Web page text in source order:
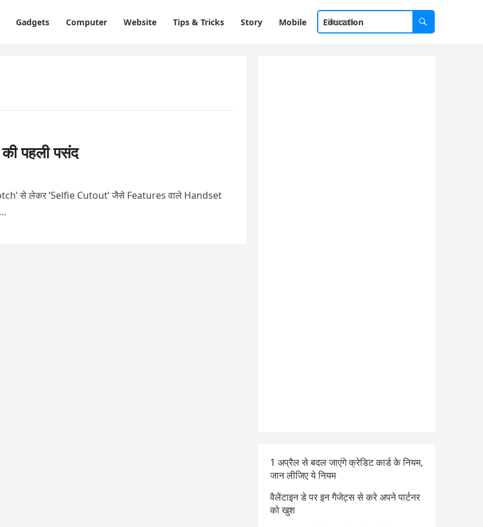
Gadgets Computer Website Tips & Tricks Story Mobile Education
पहली पसंद
से लेकर ‘Selfie Cutout’ जैसे Features वाले Handset
1 अप्रैल से बदल जाएंगे क्रेडिट कार्ड के नियम,
जान लीजिए ये नियम
वैलेंटाइन डे पर इन गैजेट्स से करे अपने पार्टनर
को खुश